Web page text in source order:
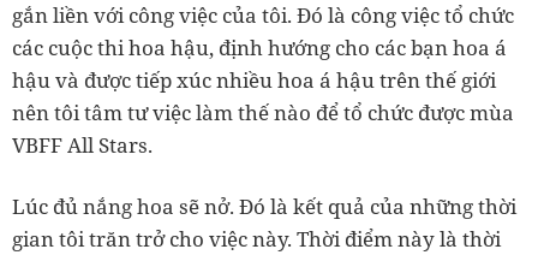
gắn liền với công việc của tôi. Đó là công việc tổ chức
các cuộc thi hoa hậu, định hướng cho các bạn hoa á
hậu và được tiếp xúc nhiều hoa á hậu trên thế giới
nên tôi tâm tư việc làm thế nào để tổ chức được mùa
VBFF All Stars.
Lúc đủ nắng hoa sẽ nở. Đó là kết quả của những thời
gian tôi trăn trở cho việc này. Thời điểm này là thời